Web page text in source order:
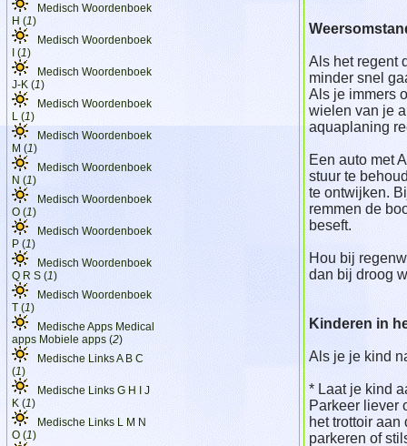
Medisch Woordenboek
H (1)
Medisch Woordenboek
I (1)
Medisch Woordenboek
J-K (1)
Medisch Woordenboek
L (1)
Medisch Woordenboek
M (1)
Medisch Woordenboek
N (1)
Medisch Woordenboek
O (1)
Medisch Woordenboek
P (1)
Medisch Woordenboek
Q R S (1)
Medisch Woordenboek
T (1)
Medische Apps Medical
apps Mobiele apps (2)
Medische Links A B C
(1)
Medische Links G H I J
K (1)
Medische Links L M N
O (1)
Als het regent
minder snel
Als je immers
wielen van je
aquaplaning
Een auto met
stuur te
te ontwijken.
remmen de
beseft.
Hou bij
dan bij droog
Kinderen in
Als je je kind
* Laat je kind
Parkeer liever
het trottoir
parkeren of